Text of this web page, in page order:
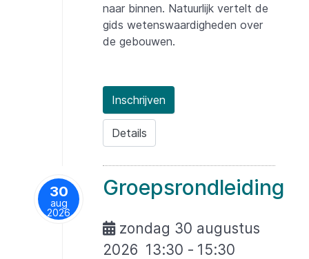
naar binnen. Natuurlijk vertelt de
gids wetenswaardigheden over
de gebouwen.
Inschrijven
Details
30
aug
2026
Groepsrondleiding
zondag 30 augustus
2026 13:30 - 15:30